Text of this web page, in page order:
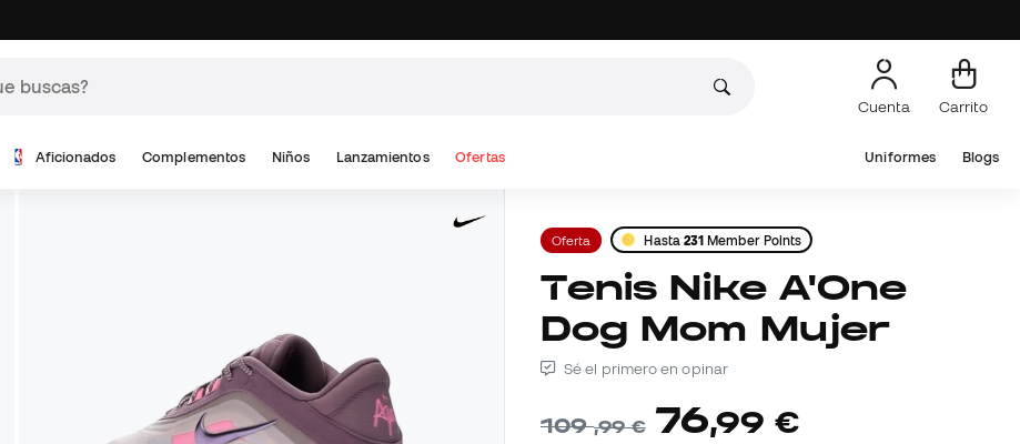
Cuenta Carrito
Aficionados Complementos Niños Lanzamientos Ofertas Uniformes Blogs
Oferta Hasta 231 Member Points
Tenis Nike A'One
Dog Mom Mujer
Sé el primero en opinar
109,99 € 76,99 €